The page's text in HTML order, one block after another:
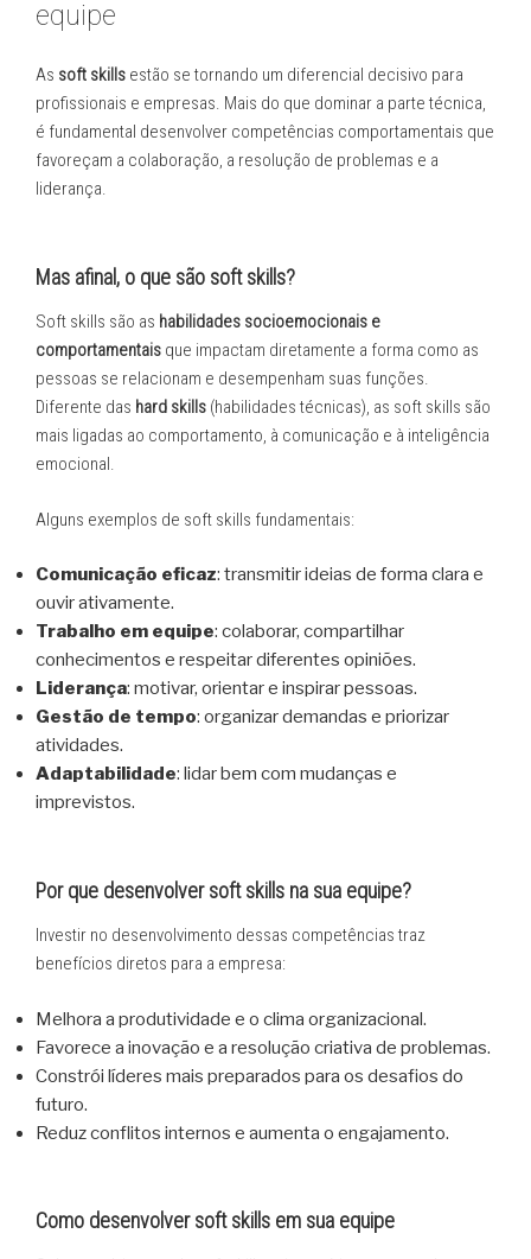
equipe
As soft skills estão se tornando um diferencial decisivo para
profissionais e empresas. Mais do que dominar a parte técnica,
é fundamental desenvolver competências comportamentais que
favoreçam a colaboração, a resolução de problemas e a
liderança.
Mas afinal, o que são soft skills?
Soft skills são as habilidades socioemocionais e
comportamentais que impactam diretamente a forma como as
pessoas se relacionam e desempenham suas funções.
Diferente das hard skills (habilidades técnicas), as soft skills são
mais ligadas ao comportamento, à comunicação e à inteligência
emocional.
Alguns exemplos de soft skills fundamentais:
Comunicação eficaz: transmitir ideias de forma clara e
ouvir ativamente.
Trabalho em equipe: colaborar, compartilhar
conhecimentos e respeitar diferentes opiniões.
Liderança: motivar, orientar e inspirar pessoas.
Gestão de tempo: organizar demandas e priorizar
atividades.
Adaptabilidade: lidar bem com mudanças e
imprevistos.
Por que desenvolver soft skills na sua equipe?
Investir no desenvolvimento dessas competências traz
benefícios diretos para a empresa:
Melhora a produtividade e o clima organizacional.
Favorece a inovação e a resolução criativa de problemas.
Constrói líderes mais preparados para os desafios do
futuro.
Reduz conflitos internos e aumenta o engajamento.
Como desenvolver soft skills em sua equipe